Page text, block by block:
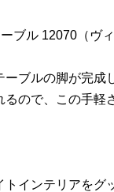
ーブルの脚が完
ので、この手軽
インテリアをグ